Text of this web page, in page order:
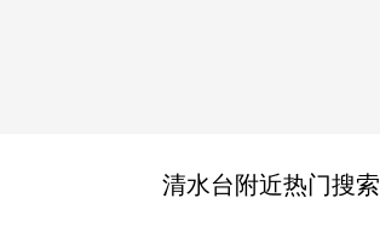
清水台附近热门搜索